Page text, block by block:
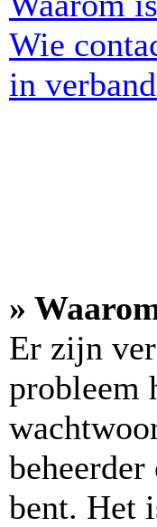
Wie
in
»
Er zijn
probleem
bent. Het